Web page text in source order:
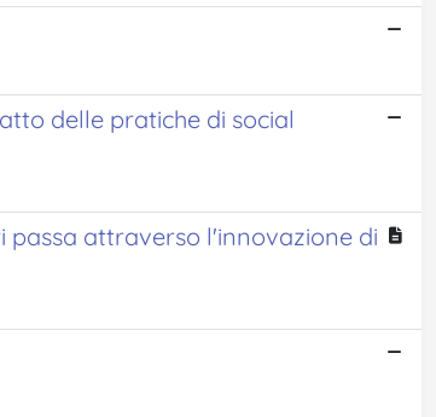
delle pratiche di social
passa attraverso l'innovazione di